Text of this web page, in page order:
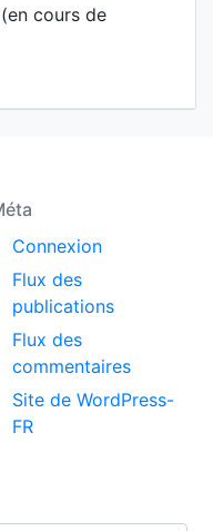
cours de
Connexion
Flux des
publications
Flux des
commentaires
Site de WordPress-
FR